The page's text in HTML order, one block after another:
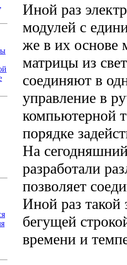
Иной раз
модулей с
же в их основе
матрицы из
соединяют в
управление в
компьютерной
порядке
На
разработали
позволяет
Иной раз такой
бегущей
времени и